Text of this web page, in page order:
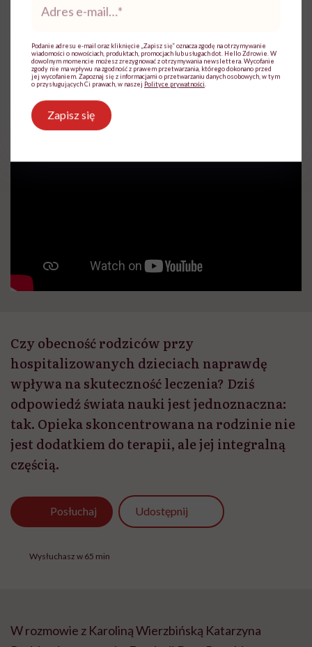
rodzinie to jest coś, bez czego
współczesna medycyna sobie nie
poradzi”
Aktualizacja:
24.07.2026 12:02
Czy obecność rodziców przy
hospitalizowanych dzieciach naprawdę
wpływa na skuteczność leczenia? Dziś
odpowiedź świata nauki jest jednoznaczna:
tak. Opieka skoncentrowana na rodzinie nie
jest dodatkiem do terapii, ale jej integralną
częścią.
Posłuchaj Udostępnij
Wysłuchasz w 65 min
W rozmowie z Karoliną Wierzbińską Katarzyna
mail*
Podanie adresu e-mail oraz kliknięcie „Zapisz się” oznacza zgodę na otrzymywanie
wiadomości o nowościach, produktach, promocjach lub usługach dot. Hello Zdrowie. W
dowolnym momencie możesz zrezygnować z otrzymywania newslettera. Wycofanie
zgody nie ma wpływu na zgodność z prawem przetwarzania, którego dokonano przed
jej wycofaniem. Zapoznaj się z informacjami o przetwarzaniu danych osobowych, w tym
o przysługujących Ci prawach, w naszej Polityce prywatności
Zapisz się